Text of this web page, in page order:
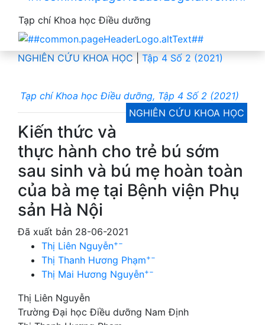
Tạp chí Khoa học Điều dưỡng
NGHIÊN CỨU KHOA HỌC Tập 4 Số 2 (2021)
Tạp chí Khoa học Điều dưỡng, Tập 4 Số 2 (2021)
NGHIÊN CỨU KHOA HỌC
Kiến thức và
thực hành cho trẻ bú sớm
sau sinh và bú mẹ hoàn toàn
của bà mẹ tại Bệnh viện Phụ
sản Hà Nội
Đã xuất bản 28-06-2021
Thị Liên Nguyễn+−
Thị Thanh Hương Phạm+−
Thị Mai Hương Nguyễn+−
Thị Liên Nguyễn
Trường Đại học Điều dưỡng Nam Định